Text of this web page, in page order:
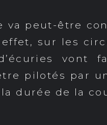
va peut-être
sur les
vont
pilotés par
durée de la